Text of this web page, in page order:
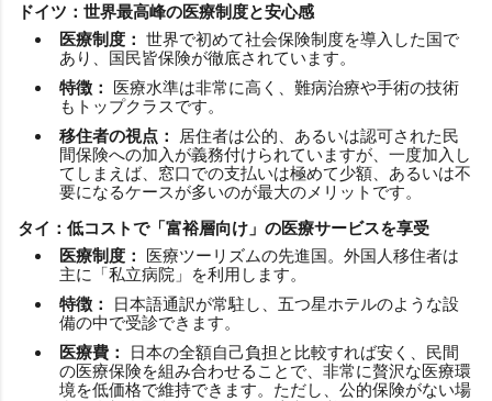
ドイツ：世界最高峰の医療制度と安心感
医療制度： 世界で初めて社会保険制度を導入した国で
あり、国民皆保険が徹底されています。
特徴：
医療水準は非常に高く、難病治療や手術の技術
もトップクラスです。
移住者の視点：
居住者は公的、あるいは認可された民
間保険への加入が義務付けられていますが、一度加入し
てしまえば、窓口での支払いは極めて少額、あるいは不
要になるケースが多いのが最大のメリットです。
タイ：低コストで「富裕層向け」の医療サービスを享受
医療制度：
医療ツーリズムの先進国。外国人移住者は
主に「私立病院」を利用します。
特徴：
日本語通訳が常駐し、五つ星ホテルのような設
備の中で受診できます。
医療費：
日本の全額自己負担と比較すれば安く、民間
の医療保険を組み合わせることで、非常に贅沢な医療環
境を低価格で維持できます。ただし、公的保険がない場